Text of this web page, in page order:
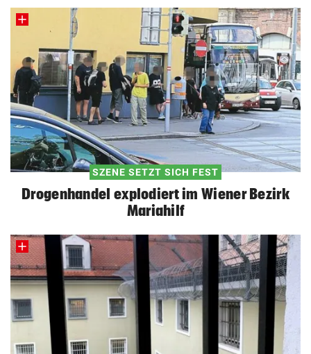
SZENE SETZT SICH FEST
Drogenhandel explodiert im Wiener Bezirk
Mariahilf